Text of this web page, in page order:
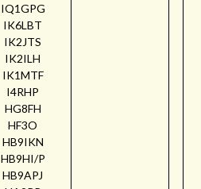
IQ1GPG
IK6LBT
IK2JTS
IK2ILH
IK1MTF
I4RHP
HG8FH
HF3O
HB9IKN
HB9HI/P
HB9APJ